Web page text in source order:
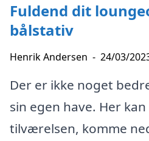
Fuldend dit
bålstativ
Henrik Andersen - 24/03/
Der er ikke noget
sin egen have. Her
tilværelsen, komme